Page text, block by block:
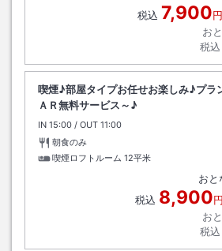
税込 7,900円
お
税込
喫煙♪部屋タイプお任せお楽しみ♪プ
ＡＲ無料サービス～♪
IN チェックイン
15:00 / OUT チェックアウト
11:00
朝食のみ
喫煙ロフトルーム 12平米
おと
税込 8,900円
お
税込